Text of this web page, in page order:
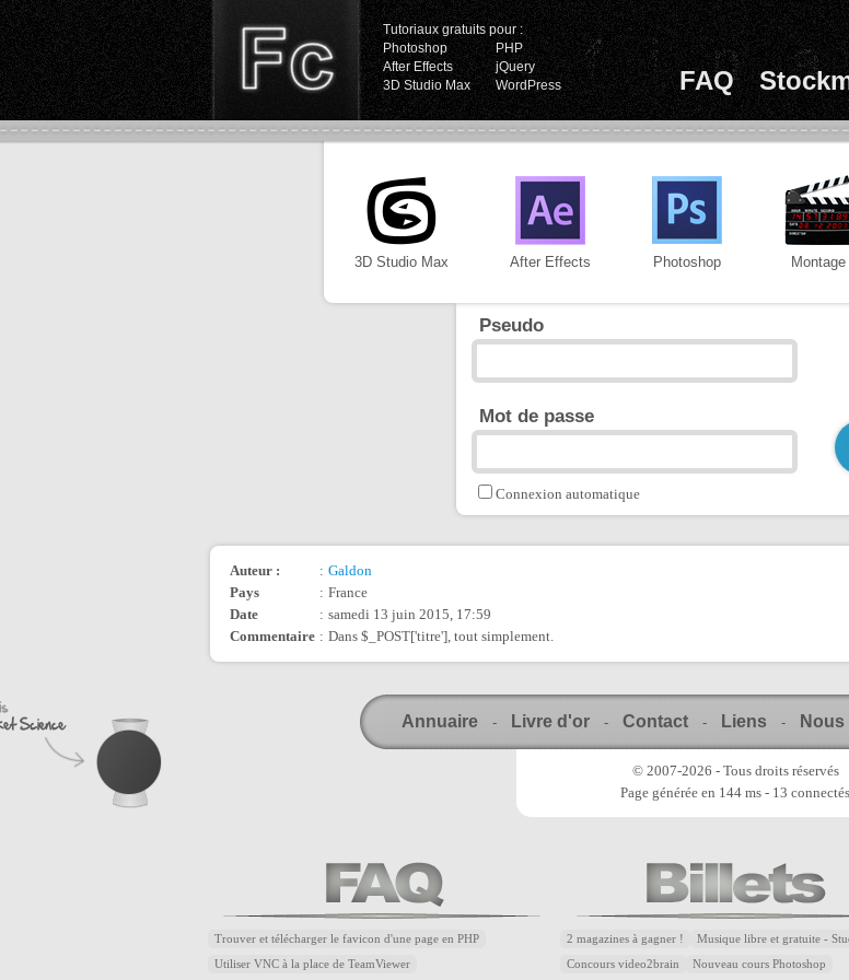
Tutoriaux gratuits pour :
Photoshop
PHP
After Effects
jQuery
3D Studio Max
WordPress FAQ
3D Studio Max After Effects Photoshop Montage
Pseudo
Mot de passe
Connexion automatique
Auteur : : Galdon
Pays
: France
Date
: samedi 13 juin 2015, 17:59
Commentaire : Dans $_POST['titre'], tout simplement.
Annuaire - Livre d'or - Contact - Liens - Nous
© 2007-2026 - Tous droits réservés
Page générée en 144 ms - 13 connectés
Trouver et télécharger le favicon d'une page en PHP
Utiliser VNC à la place de TeamViewer
2 magazines à gagner ! Musique libre et gratuite -
Concours video2brain Nouveau cours Photoshop